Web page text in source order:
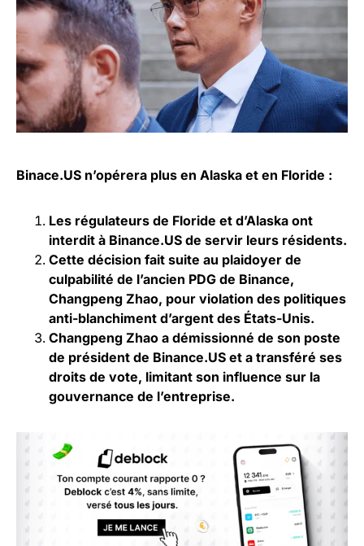
Binace.US n’opérera plus en Alaska et en Floride :
Les régulateurs de Floride et d’Alaska ont
interdit à Binance.US de servir leurs résidents.
Cette décision fait suite au plaidoyer de
culpabilité de l’ancien PDG de Binance,
Changpeng Zhao, pour violation des politiques
anti-blanchiment d’argent des États-Unis.
Changpeng Zhao a démissionné de son poste
de président de Binance.US et a transféré ses
droits de vote, limitant son influence sur la
gouvernance de l’entreprise.